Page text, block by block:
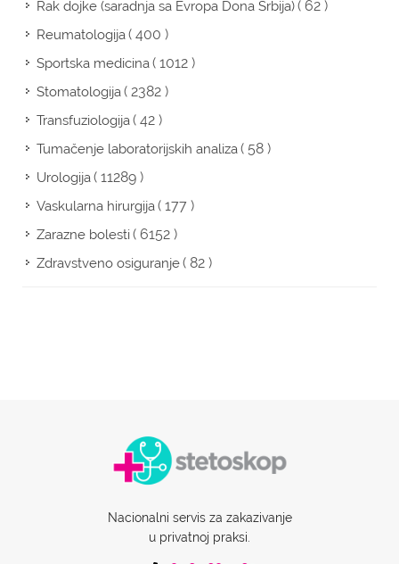
Rak dojke (saradnja sa Evropa Dona Srbija)( 62 )
Reumatologija( 400 )
Sportska medicina( 1012 )
Stomatologija( 2382 )
Transfuziologija( 42 )
Tumačenje laboratorijskih analiza( 58 )
Urologija( 11289 )
Vaskularna hirurgija( 177 )
Zarazne bolesti( 6152 )
Zdravstveno osiguranje( 82 )
Nacionalni servis za zakazivanje
u privatnoj praksi.